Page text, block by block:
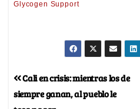
Cali en crisis: mientras los de
siempre ganan, al pueblo le